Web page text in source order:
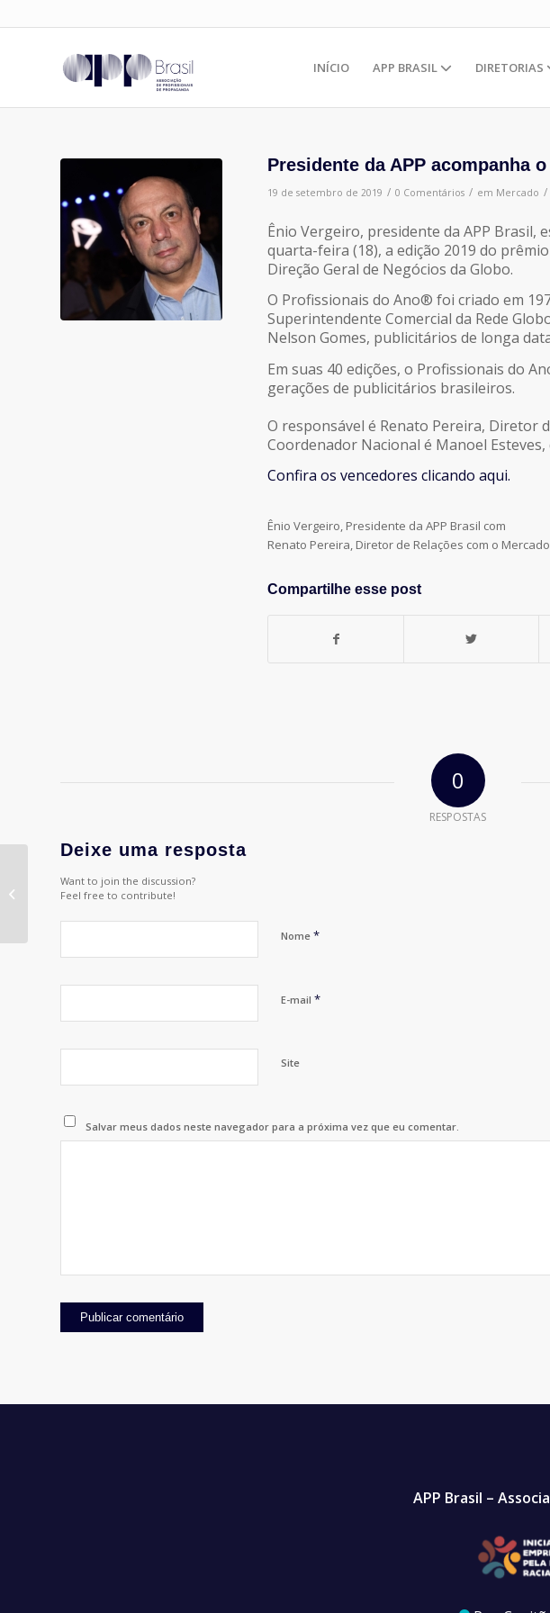
INÍCIO APP BRASIL DIRETORIAS
Presidente da APP acompanha
19 de setembro de 2019 / 0 Comentários / em Mercado /
Ênio Vergeiro, presidente da APP Brasil,
quarta-feira (18), a edição 2019 do
Direção Geral de Negócios da Globo.
O Profissionais do Ano® foi criado em
Superintendente Comercial da Rede
Nelson Gomes, publicitários de longa
Em suas 40 edições, o Profissionais do
gerações de publicitários brasileiros.
O responsável é Renato Pereira, Diretor
Coordenador Nacional é Manoel
Confira os vencedores clicando aqui.
Ênio Vergeiro, Presidente da APP Brasil com
Renato Pereira, Diretor de Relações com o
Compartilhe esse post
0
RESPOSTAS
Deixe uma resposta
Want to join the discussion?
Feel free to contribute!
Nome *
E-mail *
Site
Salvar meus dados neste navegador para a próxima vez que eu comentar.
APP Brasil –
2019 TRAZ ATRAÇÕES
NACIONAIS E
INTERNACIONAIS